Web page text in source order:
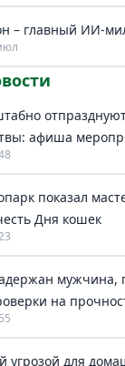
– главный ИИ-
афиша
показал
Дня кошек
мужчина,
на
угрозой для